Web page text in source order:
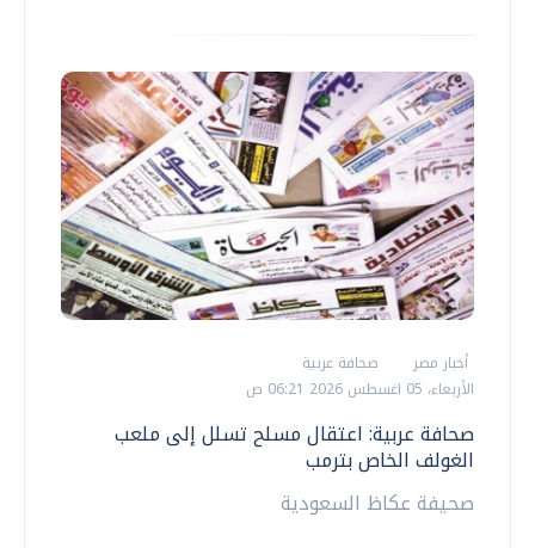
أخبار مصر
صحافة عربية
الأربعاء، 05 اغسطس 2026 06:21 ص
صحافة عربية: اعتقال مسلح تسلل إلى ملعب
الغولف الخاص بترمب
صحيفة عكاظ السعودية